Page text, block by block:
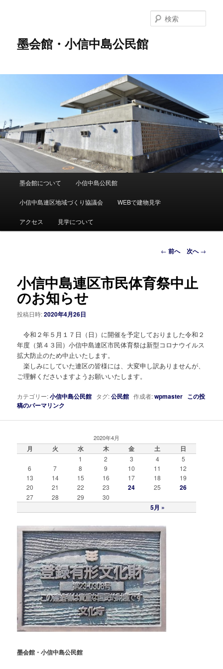
墨会館・小信中島公民館
索
ュ
墨会館について 小信中島公民館
小信中島連区地域づくり協議会 WEBで建物見学
アクセス 見学について
投
ビ
ゲ
ン
← 前へ 次へ→
小信中島連区市民体育祭中止
のお知らせ
投稿日時:2020年4月26日
令和２年５月１７日（日）に開催を予定しておりました令和２
年度（第４３回）小信中島連区市民体育祭は新型コロナウイルス
拡大防止のため中止いたします。
楽しみにしていた連区の皆様には、大変申し訳ありませんが、
ご理解くださいますようお願いいたします。
カテゴリー:小信中島公民館 タグ:公民館 作成者:wpmaster この投
稿のパーマリンク
2020年4月
月 火 水 木 金 土 日
5月 »
1 2 3 4
5
6
7 8 9 10 11
12
13
14 15 16 17 18
19
20
21 22 23 24 25 26
27 28 29 30
墨会館・小信中島公民館